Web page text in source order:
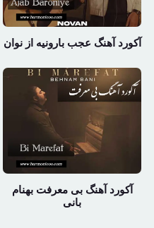
آکورد آهنگ عجب بارونیه از نوان
آکورد آهنگ بی معرفت بهنام
بانی